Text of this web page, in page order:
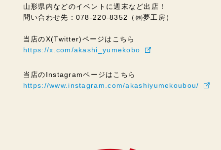
山形県内などのイベントに週末など出店！
問い合わせ先：078-220-8352（㈱夢工房）
当店のX(Twitter)ページはこちら
https://x.com/akashi_yumekobo
当店のInstagramページはこちら
https://www.instagram.com/akashiyumekoubou/